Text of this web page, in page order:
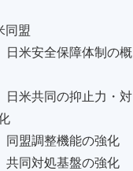
盟
米安全保障体制の概
米共同の抑止力・対
盟調整機能の強化
同対処基盤の強化